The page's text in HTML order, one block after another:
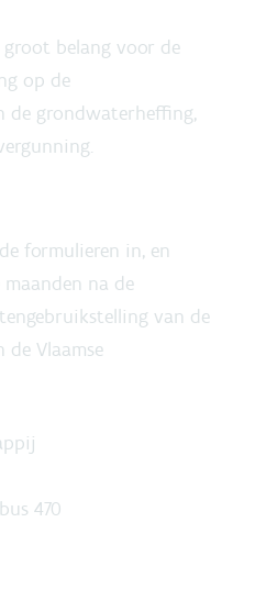
belang voor de
op de
de grondwaterheffing,
formulieren in, en
na de
van de
Vlaamse
470